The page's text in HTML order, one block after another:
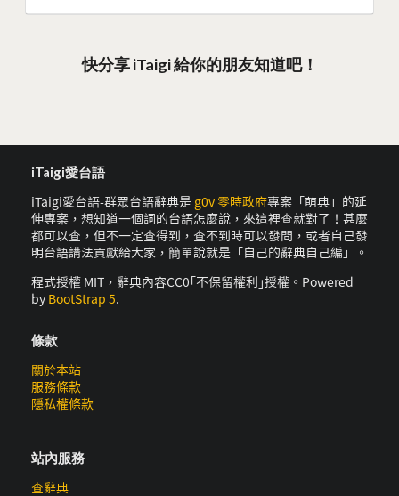
快分享 iTaigi 給你的朋友知道吧！
iTaigi愛台語
iTaigi愛台語-群眾台語辭典是 g0v 零時政府專案「萌典」的延
伸專案，想知道一個詞的台語怎麼說，來這裡查就對了！甚麼
都可以查，但不一定查得到，查不到時可以發問，或者自己發
明台語講法貢獻給大家，簡單說就是「自己的辭典自己編」。
程式授權 MIT，辭典內容CC0｢不保留權利｣授權。Powered
by BootStrap 5.
條款
關於本站
服務條款
隱私權條款
站內服務
查辭典